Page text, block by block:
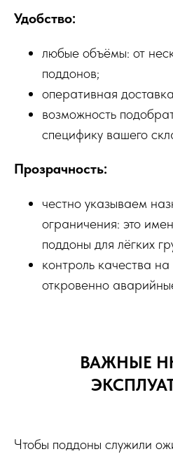
Удобство:
любые объёмы: от
поддонов;
оперативная
возможность
специфику вашего
Прозрачность:
честно указываем
ограничения: это
поддоны для лёгких
контроль качества
откровенно
ВАЖНЫЕ
Чтобы поддоны служили